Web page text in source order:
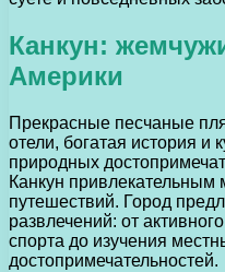
Канкун:
Америки
Прекрасные песчаные
отели, богатая история и
природных
Канкун привлекательным
путешествий. Город
развлечений: от
спорта до изучения
достопримечательностей.